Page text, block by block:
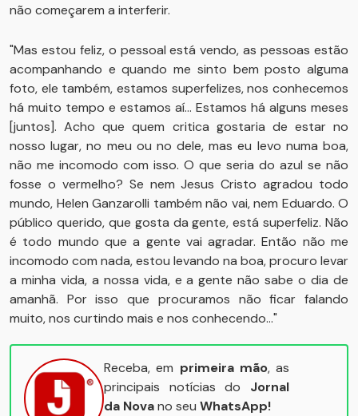
não começarem a interferir.
"Mas estou feliz, o pessoal está vendo, as pessoas estão
acompanhando e quando me sinto bem posto alguma
foto, ele também, estamos superfelizes, nos conhecemos
há muito tempo e estamos aí... Estamos há alguns meses
[juntos]. Acho que quem critica gostaria de estar no
nosso lugar, no meu ou no dele, mas eu levo numa boa,
não me incomodo com isso. O que seria do azul se não
fosse o vermelho? Se nem Jesus Cristo agradou todo
mundo, Helen Ganzarolli também não vai, nem Eduardo. O
público querido, que gosta da gente, está superfeliz. Não
é todo mundo que a gente vai agradar. Então não me
incomodo com nada, estou levando na boa, procuro levar
a minha vida, a nossa vida, e a gente não sabe o dia de
amanhã. Por isso que procuramos não ficar falando
muito, nos curtindo mais e nos conhecendo..."
Receba, em primeira mão, as
principais notícias do Jornal
da Novano seu WhatsApp!